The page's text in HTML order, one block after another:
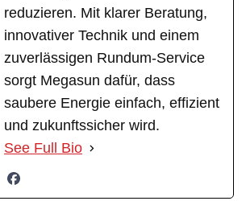
reduzieren. Mit klarer Beratung,
innovativer Technik und einem
zuverlässigen Rundum-Service
sorgt Megasun dafür, dass
saubere Energie einfach, effizient
und zukunftssicher wird.
See Full Bio